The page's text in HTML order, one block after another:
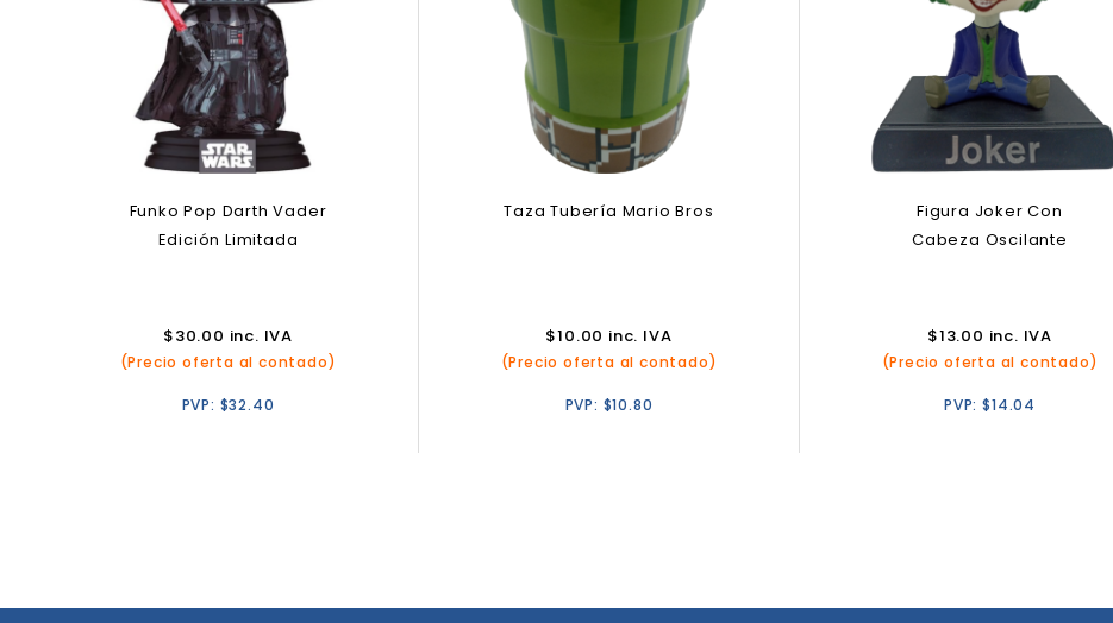
Funko Pop Darth Vader
Edición Limitada
$30.00 inc. IVA
(Precio oferta al contado)
PVP: $32.40
Taza Tubería Mario Bros
$10.00 inc. IVA
(Precio oferta al contado)
PVP: $10.80
Figura Joker Con
Cabeza Oscilante
$13.00 inc. IVA
(Precio oferta al contado)
PVP:$14.04